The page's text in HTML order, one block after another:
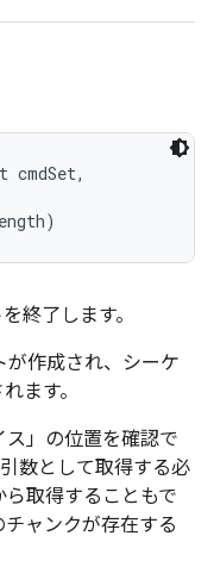
終了します。
が作成され、シーケ
ます。
」の位置を確認で
数として取得する必
取得することもで
ャンクが存在する